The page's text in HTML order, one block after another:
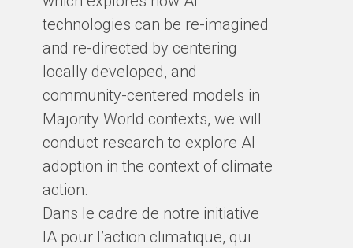
technologies can be re-imagined
and re-directed by centering
locally developed, and
community-centered models in
Majority World contexts, we will
conduct research to explore AI
adoption in the context of climate
action.
Dans le cadre de notre initiative
IA pour l’action climatique, qui